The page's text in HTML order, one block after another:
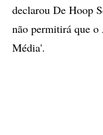
declarou De Hoop
não permitirá que o
Média'.